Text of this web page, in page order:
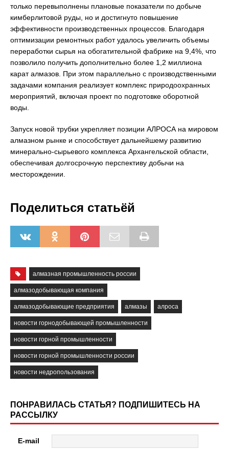
только перевыполнены плановые показатели по добыче
кимберлитовой руды, но и достигнуто повышение
эффективности производственных процессов. Благодаря
оптимизации ремонтных работ удалось увеличить объемы
переработки сырья на обогатительной фабрике на 9,4%, что
позволило получить дополнительно более 1,2 миллиона
карат алмазов. При этом параллельно с производственными
задачами компания реализует комплекс природоохранных
мероприятий, включая проект по подготовке оборотной
воды.
Запуск новой трубки укрепляет позиции АЛРОСА на мировом
алмазном рынке и способствует дальнейшему развитию
минерально-сырьевого комплекса Архангельской области,
обеспечивая долгосрочную перспективу добычи на
месторождении.
Поделиться статьёй
алмазная промышленность россии
алмазодобывающая компания
алмазодобывающие предприятия алмазы алроса
новости горнодобывающей промышленности
новости горной промышленности
новости горной промышленности россии
новости недропользования
ПОНРАВИЛАСЬ СТАТЬЯ? ПОДПИШИТЕСЬ НА
РАССЫЛКУ
E-mail